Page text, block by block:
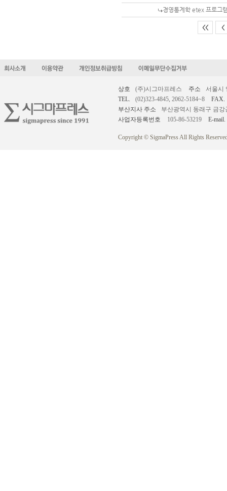
경영통계학 etex 프로그
<< <
상호 (주)시그마프레스 주소
서울시
TEL.
(02)323-4845, 2062-5184~8
FAX.
부산지사 주소
부산광역시 동래구 금강
사업자등록번호
105-86-53219 E-mail.
Copyright © SigmaPress All Rights